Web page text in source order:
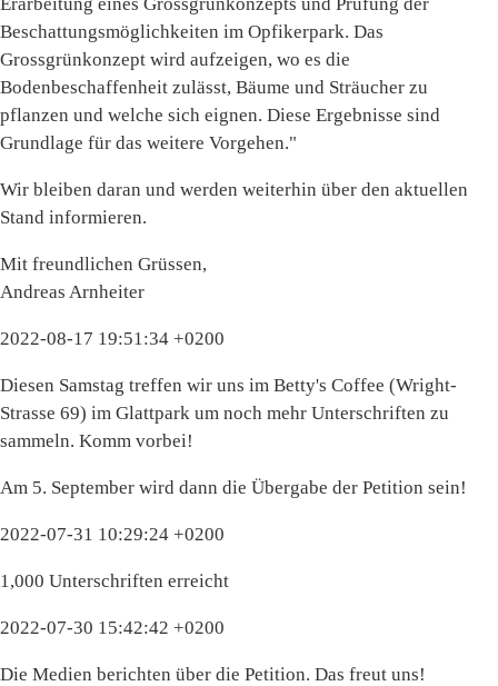
Beschattungsmöglichkeiten im Opfikerpark. Das
Grossgrünkonzept wird aufzeigen, wo es die
Bodenbeschaffenheit zulässt, Bäume und Sträucher zu
pflanzen und welche sich eignen. Diese Ergebnisse sind
Grundlage für das weitere Vorgehen."
Wir bleiben daran und werden weiterhin über den aktuellen
Stand informieren.
Mit freundlichen Grüssen,
Andreas Arnheiter
2022-08-17 19:51:34 +0200
Diesen Samstag treffen wir uns im Betty's Coffee (Wright-
Strasse 69) im Glattpark um noch mehr Unterschriften zu
sammeln. Komm vorbei!
Am 5. September wird dann die Übergabe der Petition sein!
2022-07-31 10:29:24 +0200
1,000 Unterschriften erreicht
2022-07-30 15:42:42 +0200
Die Medien berichten über die Petition. Das freut uns!